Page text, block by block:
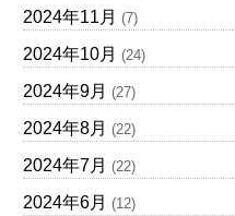
2024年11月 (7)
2024年10月 (24)
2024年9月 (27)
2024年8月 (22)
2024年7月 (22)
2024年6月 (12)